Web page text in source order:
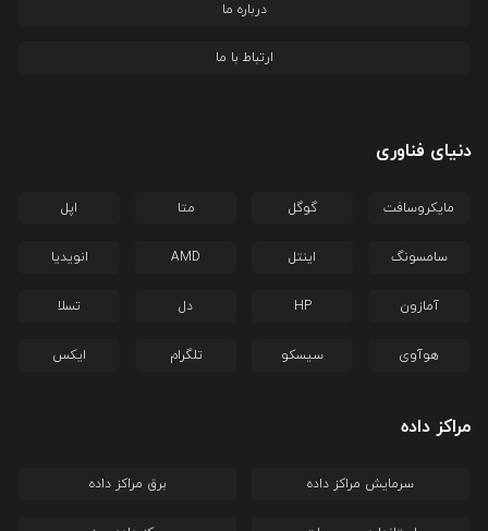
درباره ما
ارتباط با ما
دنیای فناوری
مایکروسافت گوگل متا اپل
سامسونگ اینتل AMD انویدیا
آمازون HP دل تسلا
هوآوی سیسکو تلگرام ایکس
مراکز داده
سرمایش مراکز داده برق مراکز داده